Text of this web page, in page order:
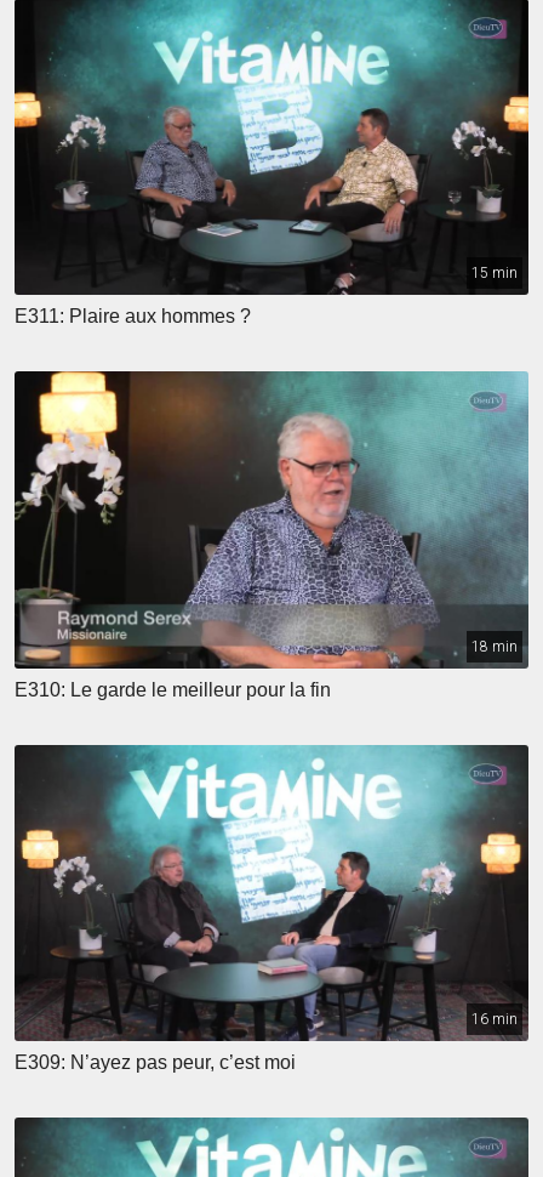
15 min
E311: Plaire aux hommes ?
18 min
E310: Le garde le meilleur pour la fin
16 min
E309: N’ayez pas peur, c’est moi